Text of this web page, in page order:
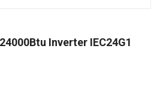
Inverter IEC24G1